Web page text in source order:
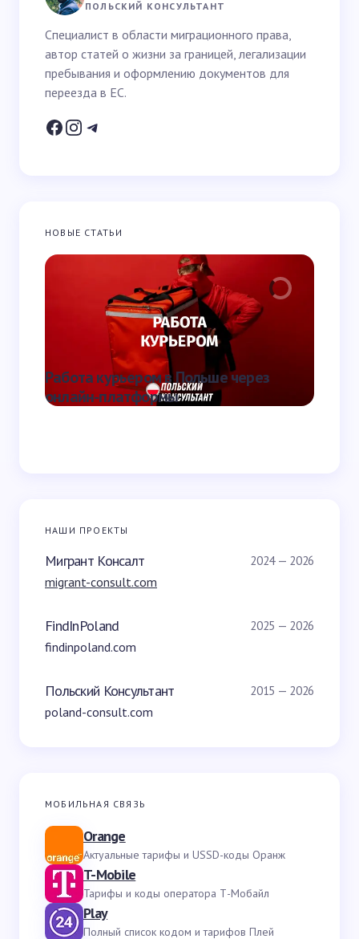
Ваш вопрос *
Ваше имя *
Email *
Запомнить имя и email для следующих
комментариев
Отправить
ПОЛЬСКИЙ КОНСУЛЬТАНТ
Специалист в области миграционного права,
автор статей о жизни за границей, легализации
пребывания и оформлению документов для
переезда в ЕС.
НОВЫЕ СТАТЬИ
Работа курьером в Польше через
онлайн-платформы
НАШИ ПРОЕКТЫ
Мигрант Консалт 2024 — 2026
migrant-consult.com
FindInPoland 2025 — 2026
findinpoland.com
Польский Консультант 2015 — 2026
poland-consult.com
МОБИЛЬНАЯ СВЯЗЬ
Orange
Актуальные тарифы и USSD-коды Оранж
T-Mobile
Тарифы и коды оператора Т-Мобайл
Play
Полный список кодом и тарифов Плей